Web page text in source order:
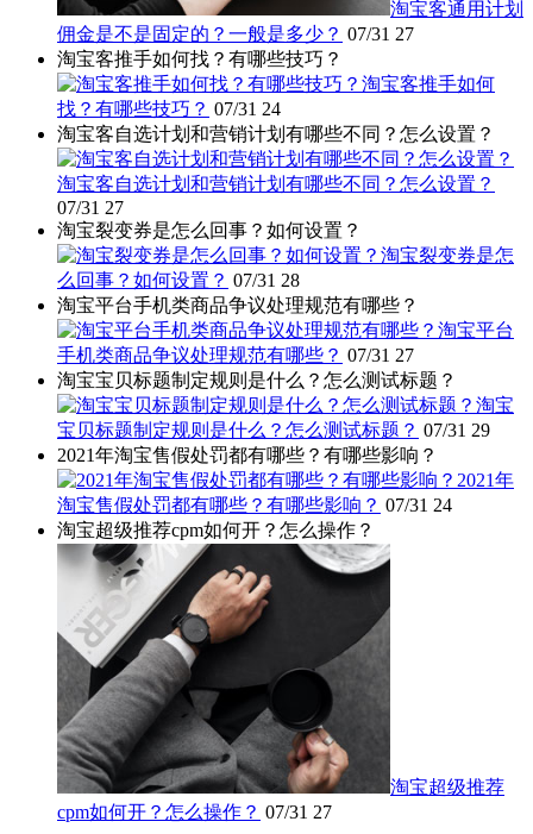
淘宝客通用计划
佣金是不是固定的？一般是多少？ 07/31 27
淘宝客推手如何找？有哪些技巧？
淘宝客推手如何
找？有哪些技巧？ 07/31 24
淘宝客自选计划和营销计划有哪些不同？怎么设置？
淘宝客自选计划和营销计划有哪些不同？怎么设置？
07/31 27
淘宝裂变券是怎么回事？如何设置？
淘宝裂变券是怎
么回事？如何设置？ 07/31 28
淘宝平台手机类商品争议处理规范有哪些？
淘宝平台
手机类商品争议处理规范有哪些？ 07/31 27
淘宝宝贝标题制定规则是什么？怎么测试标题？
淘宝
宝贝标题制定规则是什么？怎么测试标题？ 07/31 29
2021年淘宝售假处罚都有哪些？有哪些影响？
2021年
淘宝售假处罚都有哪些？有哪些影响？ 07/31 24
淘宝超级推荐cpm如何开？怎么操作？
淘宝超级推荐
cpm如何开？怎么操作？ 07/31 27